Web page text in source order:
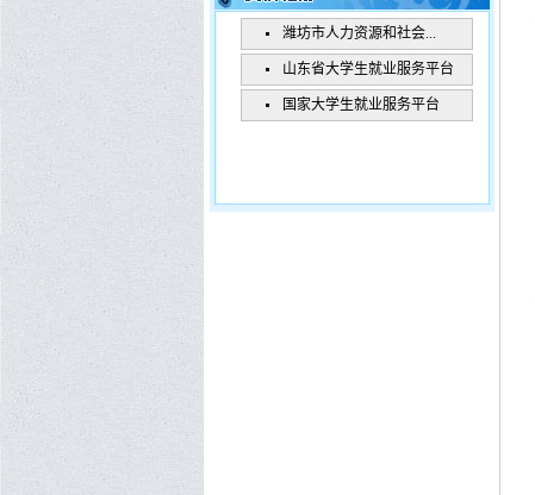
潍坊市人力资源和社会...
山东省大学生就业服务平台
国家大学生就业服务平台